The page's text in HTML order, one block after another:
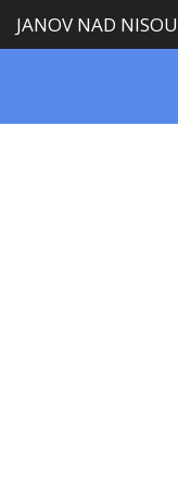
JANOV NAD NISOU